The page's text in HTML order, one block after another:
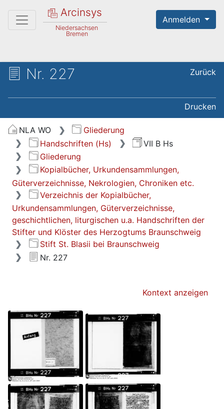
Arcinsys
Niedersachsen
Bremen
Anmelden
Nr. 227 Zurück
Drucken
NLA WO
Gliederung
Handschriften (Hs)
VII B Hs
Gliederung
Kopialbücher, Urkundensammlungen,
Güterverzeichnisse, Nekrologien, Chroniken etc.
Verzeichnis der Kopialbücher,
Urkundensammlungen, Güterverzeichnisse,
geschichtlichen, liturgischen u.a. Handschriften der
Stifter und Klöster des Herzogtums Braunschweig
Stift St. Blasii bei Braunschweig
Nr. 227
Kontext anzeigen